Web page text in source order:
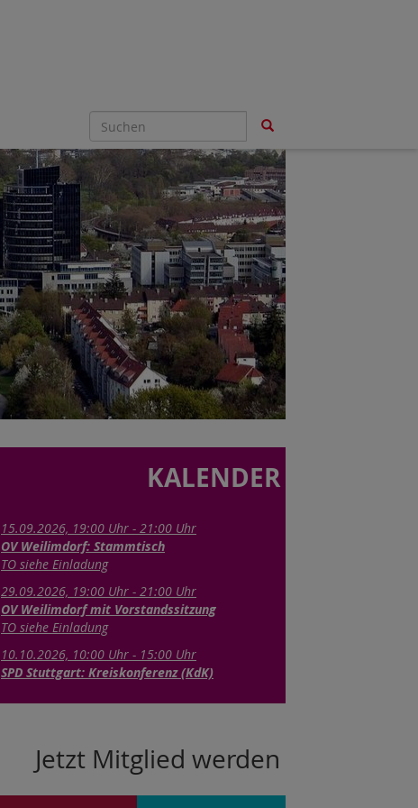
KALENDER
15.09.2026, 19:00 Uhr - 21:00 Uhr
OV Weilimdorf: Stammtisch
TO siehe Einladung
29.09.2026, 19:00 Uhr - 21:00 Uhr
OV Weilimdorf mit Vorstandssitzung
TO siehe Einladung
10.10.2026, 10:00 Uhr - 15:00 Uhr
SPD Stuttgart: Kreiskonferenz (KdK)
Jetzt Mitglied werden